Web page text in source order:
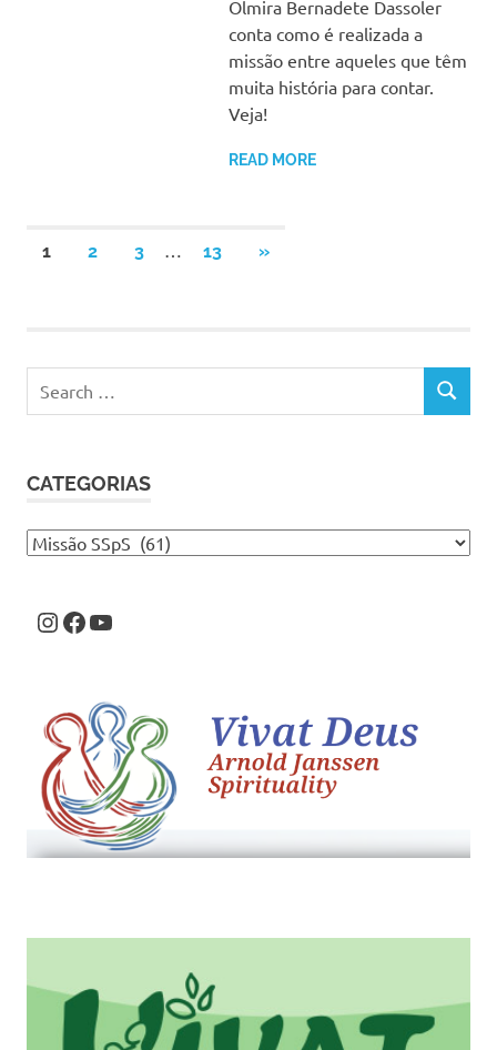
Olmira Bernadete Dassoler
conta como é realizada a
missão entre aqueles que têm
muita história para contar.
Veja!
READ MORE
Paginação
1 2 3 13
NEXT
»
for:
SEARCH
CATEGORIAS
Categorias
Instagram
Facebook
Youtube